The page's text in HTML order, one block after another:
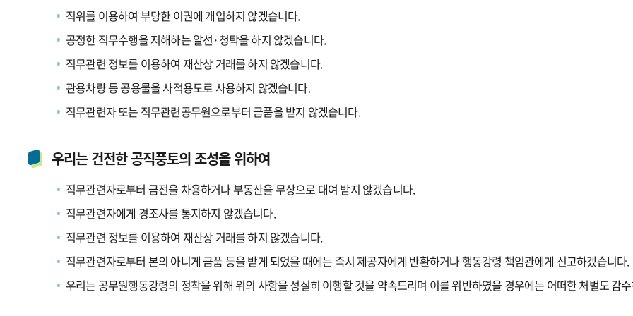
직위를 이용하여 부당한 이권에 개입하지 않겠습니다.
공정한 직무수행을 저해하는 알선·청탁을 하지 않겠습니다.
직무관련 정보를 이용하여 재산상 거래를 하지 않겠습니다.
관용차량 등 공용물을 사적용도로 사용하지 않겠습니다.
직무관련자 또는 직무관련공무원으로부터 금품을 받지 않겠습니다.
우리는 건전한 공직풍토의 조성을 위하여
직무관련자로부터 금전을 차용하거나 부동산을 무상으로 대여 받지 않겠습니다.
직무관련자에게 경조사를 통지하지 않겠습니다.
직무관련 정보를 이용하여 재산상 거래를 하지 않겠습니다.
직무관련자로부터 본의 아니게 금품 등을 받게 되었을 때에는 즉시 제공자에게 반환하거나 행동강령 책임관에게 신고하겠습니다.
우리는 공무원행동강령의 정착을 위해 위의 사항을 성실히 이행할 것을 약속드리며 이를 위반하였을 경우에는 어떠한 처벌도 감